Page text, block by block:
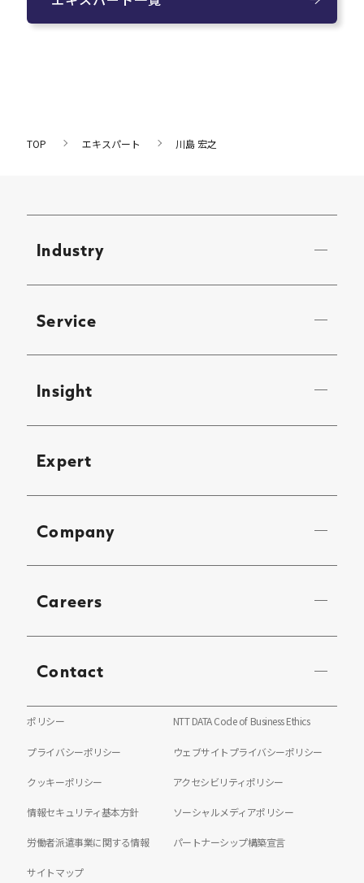
TOP エキスパート 川島 宏之
Industry
Service
Insight
Expert
Company
Careers
Contact
ポリシー NTT DATA Code of Business Ethics
プライバシーポリシー ウェブサイトプライバシーポリシー
クッキーポリシー アクセシビリティポリシー
情報セキュリティ基本方針 ソーシャルメディアポリシー
労働者派遣事業に関する情報 パートナーシップ構築宣言
サイトマップ